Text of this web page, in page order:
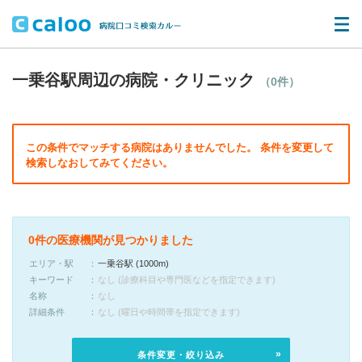
一乗谷駅周辺の病院・クリニック （0件）
この条件でマッチする病院はありませんでした。 条件を変更して
検索しなおしてみてください。
0件の医療機関が見つかりました
エリア・駅
一乗谷駅 (1000m)
キーワード
なし (診療科目や専門医などを指定できます)
名称
なし
詳細条件
なし (曜日や時間帯を指定できます)
条件変更・絞り込み